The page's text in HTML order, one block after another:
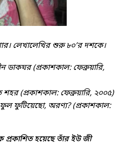
লেখালেখির শুরু ৮০’র দশকে।
ডাকঘর (প্রকাশকাল: ফেব্রুয়ারি,
শহর (প্রকাশকাল: ফেব্রুয়ারি, ২০০৫)
ফুটিয়েছো, অরণ্য? (প্রকাশকাল:
প্রকাশিত হয়েছে তাঁর ইউ জী